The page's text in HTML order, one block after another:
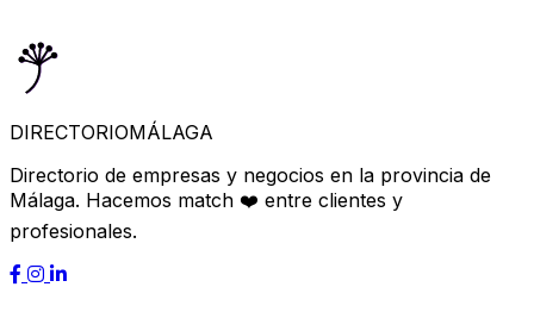
DIRECTORIOMÁLAGA
Directorio de empresas y negocios en la provincia de
Málaga. Hacemos match ❤️ entre clientes y
profesionales.